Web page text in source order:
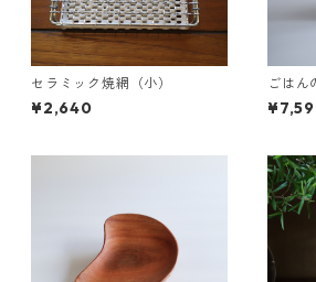
セラミック焼網（小）
¥2,640
ごは
き か